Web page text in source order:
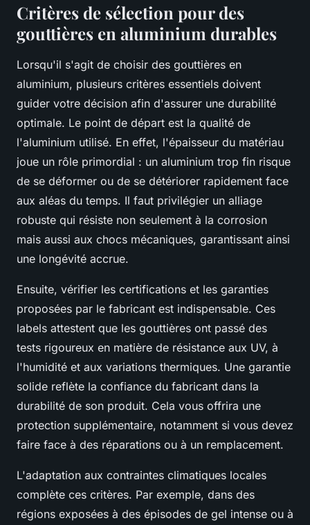
Critères de sélection pour des
gouttières en aluminium durables
Lorsqu'il s'agit de choisir des gouttières en
aluminium, plusieurs critères essentiels doivent
guider votre décision afin d'assurer une durabilité
optimale. Le point de départ est la qualité de
l'aluminium utilisé. En effet, l'épaisseur du matériau
joue un rôle primordial : un aluminium trop fin risque
de se déformer ou de se détériorer rapidement face
aux aléas du temps. Il faut privilégier un alliage
robuste qui résiste non seulement à la corrosion
mais aussi aux chocs mécaniques, garantissant ainsi
une longévité accrue.
Ensuite, vérifier les certifications et les garanties
proposées par le fabricant est indispensable. Ces
labels attestent que les gouttières ont passé des
tests rigoureux en matière de résistance aux UV, à
l'humidité et aux variations thermiques. Une garantie
solide reflète la confiance du fabricant dans la
durabilité de son produit. Cela vous offrira une
protection supplémentaire, notamment si vous devez
faire face à des réparations ou à un remplacement.
L'adaptation aux contraintes climatiques locales
complète ces critères. Par exemple, dans des
régions exposées à des épisodes de gel intense ou à